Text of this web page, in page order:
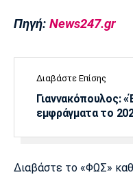
Πηγή: News247.gr
Διαβάστε Επίσης
Γιαννακόπουλος:
εμφράγματα το
Διαβάστε το «ΦΩΣ»